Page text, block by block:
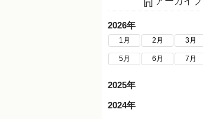
2026年
1月 2月 3月
5月 6月 7月
2025年
2024年